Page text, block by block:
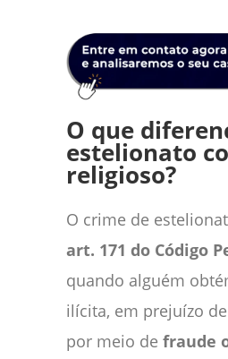
O que
estelionato
religioso?
O crime de
art. 171 do Código
quando alguém
ilícita, em prejuízo
por meio de fraude